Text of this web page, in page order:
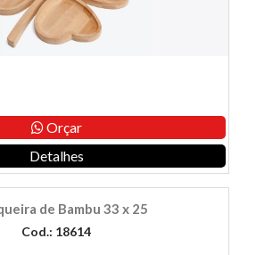
Orçar
Detalhes
de Bambu 33 x 25
Cod.: 18614